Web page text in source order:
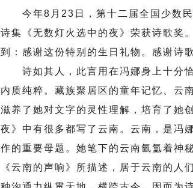
今年8月23日，第十二届全国少数民
诗集《无数灯火选中的夜》荣获诗歌奖
到：感谢这份特别的生日礼物。感谢诗
诗如其人，此言用在冯娜身上十分恰
内质纯粹。藏族聚居区的童年记忆、云
滋养了她对文字的灵性理解，培育了她
夜》中有很多都写了云南。云南，是冯
作的重要母题。她笔下的云南氤氲着神
《云南的声响》所描述，居于云南的人